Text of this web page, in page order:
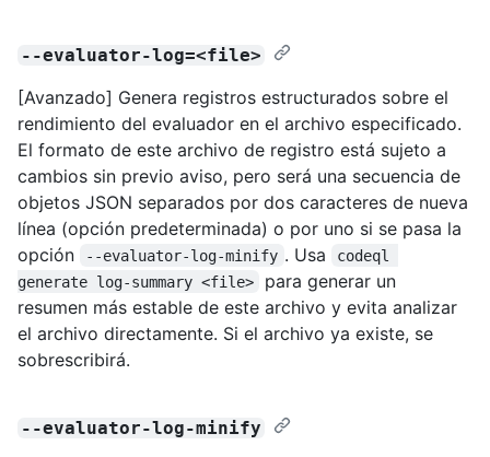
--evaluator-log=<file>
[Avanzado] Genera registros estructurados sobre el
rendimiento del evaluador en el archivo especificado.
El formato de este archivo de registro está sujeto a
cambios sin previo aviso, pero será una secuencia de
objetos JSON separados por dos caracteres de nueva
línea (opción predeterminada) o por uno si se pasa la
opción
--evaluator-log-minify . Usa
codeql
generate log-summary <file>
para generar un
resumen más estable de este archivo y evita analizar
el archivo directamente. Si el archivo ya existe, se
sobrescribirá.
--evaluator-log-minify